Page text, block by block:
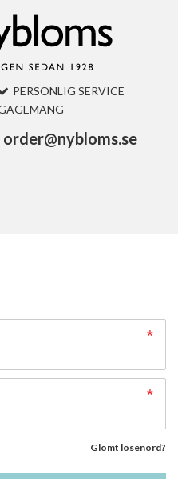
PERSONLIG SERVICE
order@nybloms.se
Glömt lösenord?